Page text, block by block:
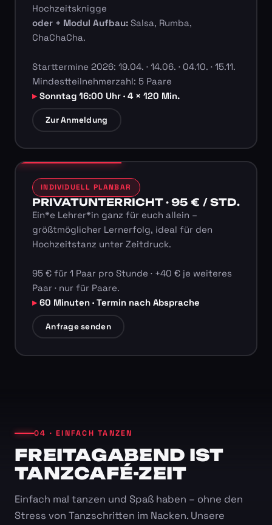
Hochzeitsknigge
oder + Modul Aufbau:Salsa, Rumba,
ChaChaCha.
Starttermine 2026: 19.04. · 14.06. · 04.10. · 15.11.
Mindestteilnehmerzahl: 5 Paare
Sonntag 16:00 Uhr · 4 × 120 Min.
Zur Anmeldung
INDIVIDUELL PLANBAR
PRIVATUNTERRICHT · 95 € / STD.
Ein*e Lehrer*in ganz für euch allein –
größtmöglicher Lernerfolg, ideal für den
Hochzeitstanz unter Zeitdruck.
95 € für 1 Paar pro Stunde · +40 € je weiteres
Paar · nur für Paare.
60 Minuten · Termin nach Absprache
Anfrage senden
04 · EINFACH TANZEN
FREITAGABEND IST
TANZCAFÉ-ZEIT
Einfach mal tanzen und Spaß haben – ohne den
Stress von Tanzschritten im Nacken. Unsere